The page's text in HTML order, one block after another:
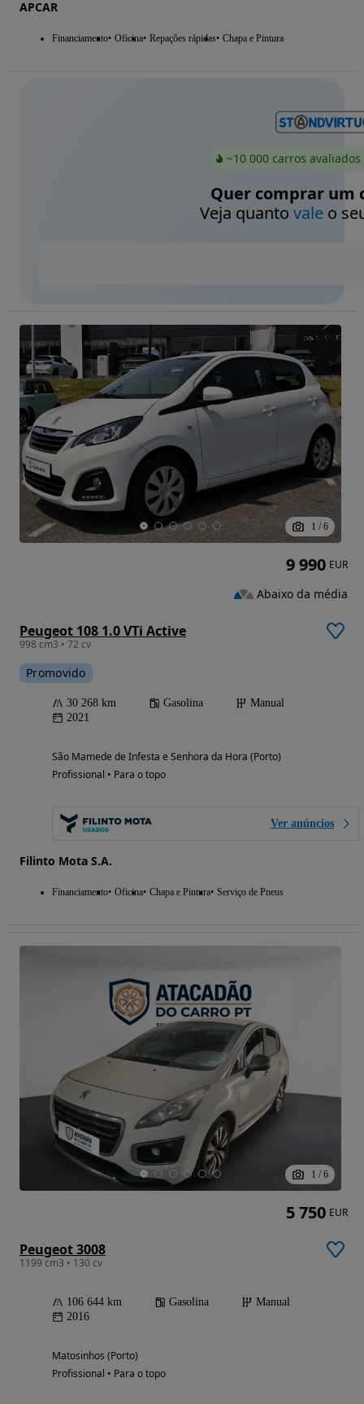
APCAR
Financiamento Oficina Repações rápidas Chapa e Pintura
~10 000 carros
Quer comprar um
Veja quanto valeo
1 / 6
Peugeot 108 1.0 VTi Active
998 cm3 • 72 cv
Promovido
30 268 km Gasolina
Manual
2021
São Mamede de Infesta e Senhora da Hora (Porto)
Profissional • Para o topo
Ver anúncios
Filinto Mota S.A.
Financiamento Oficina Chapa e Pintura Serviço de Pneus
9 990 EUR
Abaixo da média
1 / 6
Peugeot 3008
1199 cm3 • 130 cv
106 644 km Gasolina
Manual
2016
Matosinhos (Porto)
Profissional • Para o topo
5 750 EUR